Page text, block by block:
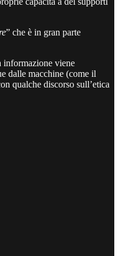
” che è in gran parte
informazione viene
dalle macchine (come il
qualche discorso sull’etica